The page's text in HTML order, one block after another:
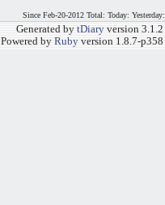
Since Feb-20-2012 Total: Today: Yesterday:
Generated by tDiary version 3.1.2
Powered by Ruby version 1.8.7-p358